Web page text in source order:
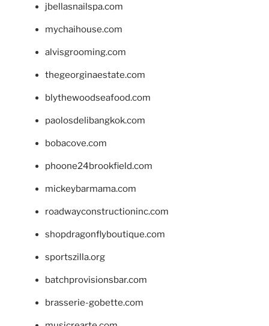
jbellasnailspa.com
mychaihouse.com
alvisgrooming.com
thegeorginaestate.com
blythewoodseafood.com
paolosdelibangkok.com
bobacove.com
phoone24brookfield.com
mickeybarmama.com
roadwayconstructioninc.com
shopdragonflyboutique.com
sportszilla.org
batchprovisionsbar.com
brasserie-gobette.com